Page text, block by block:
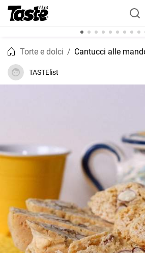
Torte e dolci
TASTElist